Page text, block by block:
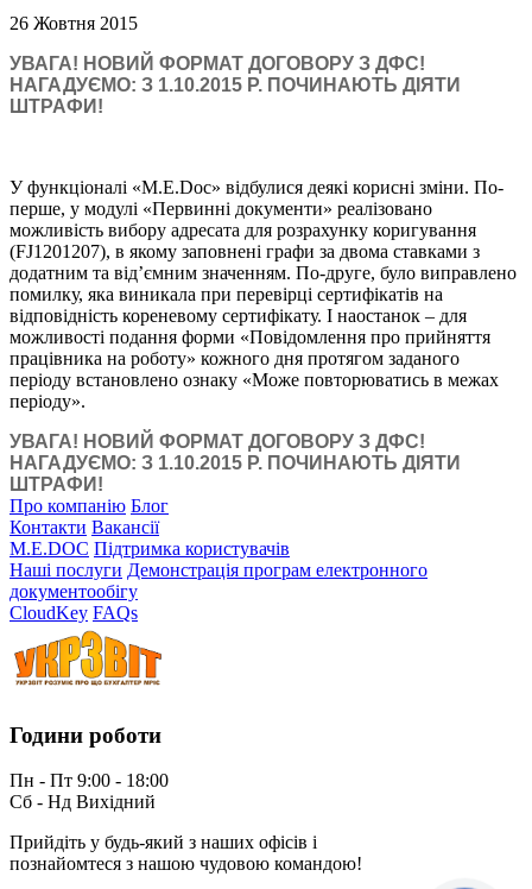
26 Жовтня 2015
УВАГА! НОВИЙ ФОРМАТ ДОГОВОРУ З ДФС!
НАГАДУЄМО: З 1.10.2015 Р. ПОЧИНАЮТЬ ДІЯТИ
ШТРАФИ!
У функціоналі «M.E.Doc» відбулися деякі корисні зміни. По-
перше, у модулі «Первинні документи» реалізовано
можливість вибору адресата для розрахунку коригування
(FJ1201207), в якому заповнені графи за двома ставками з
додатним та від’ємним значенням. По-друге, було виправлено
помилку, яка виникала при перевірці сертифікатів на
відповідність кореневому сертифікату. І наостанок – для
можливості подання форми «Повідомлення про прийняття
працівника на роботу» кожного дня протягом заданого
періоду встановлено ознаку «Може повторюватись в межах
періоду».
УВАГА! НОВИЙ ФОРМАТ ДОГОВОРУ З ДФС!
НАГАДУЄМО: З 1.10.2015 Р. ПОЧИНАЮТЬ ДІЯТИ
ШТРАФИ!
Про компанію Блог
Контакти Вакансії
M.E.DOC Підтримка користувачів
Наші послуги Демонстрація програм електронного
документообігу
CloudKey FAQs
Години роботи
Пн - Пт 9:00 - 18:00
Сб - Нд Вихідний
Прийдіть у будь-який з наших офісів і
познайомтеся з нашою чудовою командою!